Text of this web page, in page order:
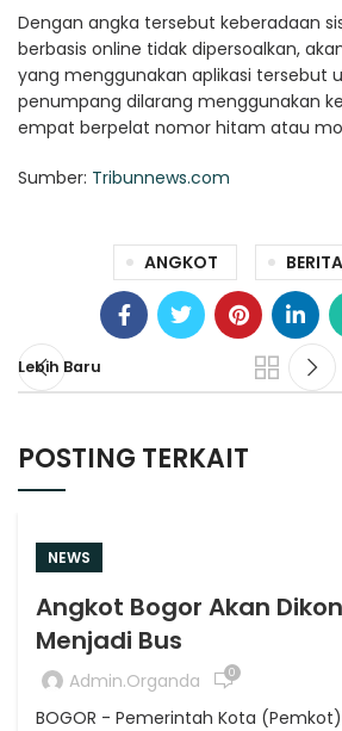
Dengan angka tersebut keberadaan
berbasis online tidak dipersoalkan,
yang menggunakan aplikasi tersebut
penumpang dilarang menggunakan
empat berpelat nomor hitam atau
Sumber: Tribunnews.com
ANGKOT
Lebih Baru
POSTING TERKAIT
NEWS
Angkot Bogor Akan
Menjadi Bus
Admin.organda 0
BOGOR - Pemerintah Kota